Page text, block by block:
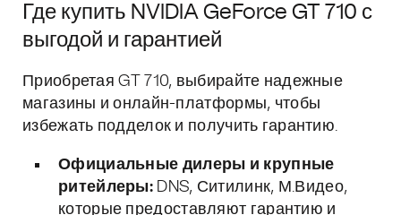
Где купить NVIDIA GeForce GT 710 с
выгодой и гарантией
Приобретая GT 710, выбирайте надежные
магазины и онлайн-платформы, чтобы
избежать подделок и получить гарантию.
Официальные дилеры и крупные
ритейлеры: DNS, Ситилинк, М.Видео,
которые предоставляют гарантию и